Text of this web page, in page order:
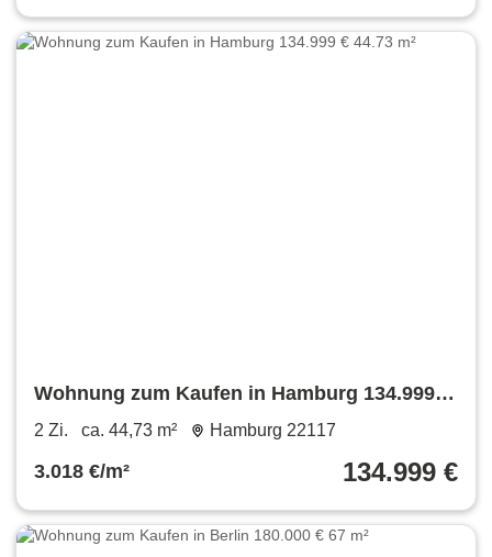
Wohnung zum Kaufen in Hamburg 134.999 €
44.73 m²
2 Zi. ca. 44,73 m² Hamburg 22117
3.018 €/m² 134.999 €